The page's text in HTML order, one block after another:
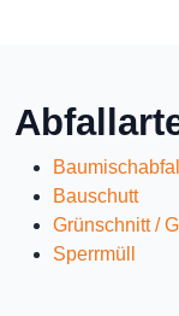
Baumischabfall
Bauschutt
Grünschnitt /
Sperrmüll